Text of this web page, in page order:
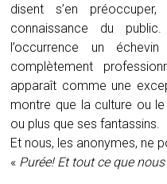
disent s’en
connaissance du public.
l’occurrence un
complètement
apparaît comme une
montre que la culture ou
ou plus que ses fantassins.
Et nous, les anonymes, ne
« Purée! Et tout ce que